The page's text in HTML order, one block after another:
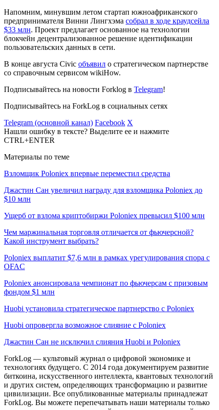
Напомним, минувшим летом стартап южноафриканского
предпринимателя Винни Лингхэма собрал в ходе краудсейла
$33 млн. Проект предлагает основанное на технологии
блокчейн децентрализованное решение идентификации
пользовательских данных в сети.
В конце августа Civic объявил о стратегическом партнерстве
со справочным сервисом wikiHow.
Подписывайтесь на новости Forklog в Telegram!
Подписывайтесь на ForkLog в социальных сетях
Telegram (основной канал) Facebook X
Нашли ошибку в тексте? Выделите ее и нажмите
CTRL+ENTER
Материалы по теме
Взломщик Poloniex впервые переместил средства
Джастин Сан увеличил награду для взломщика Poloniex до
$10 млн
Ущерб от взлома криптобиржи Poloniex превысил $100 млн
Чем маржинальная торговля отличается от фьючерсной?
Какой инструмент выбрать?
Poloniex выплатит $7,6 млн в рамках урегулирования спора с
OFAC
Poloniex анонсировала чемпионат по фьючерсам с призовым
фондом $1 млн
Huobi установила стратегическое партнерство с Poloniex
Huobi опровергла возможное слияние с Poloniex
Джастин Сан не исключил слияния Huobi и Poloniex
ForkLog — культовый журнал о цифровой экономике и
технологиях будущего. С 2014 года документируем развитие
биткоина, искусственного интеллекта, квантовых технологий
и других систем, определяющих трансформацию и развитие
цивилизации. Все опубликованные материалы принадлежат
ForkLog. Вы можете перепечатывать наши материалы только